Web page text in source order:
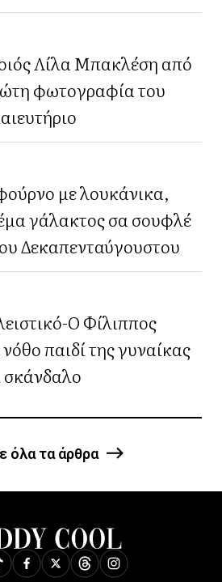
Λίλα Μπακλέση από
φωτογραφία του
με λουκάνικα,
γάλακτος σα σουφλέ
Δεκαπενταύγουστου
Ο Φίλιππος
παιδί της γυναίκας
σκάνδαλο
όλα τα άρθρα